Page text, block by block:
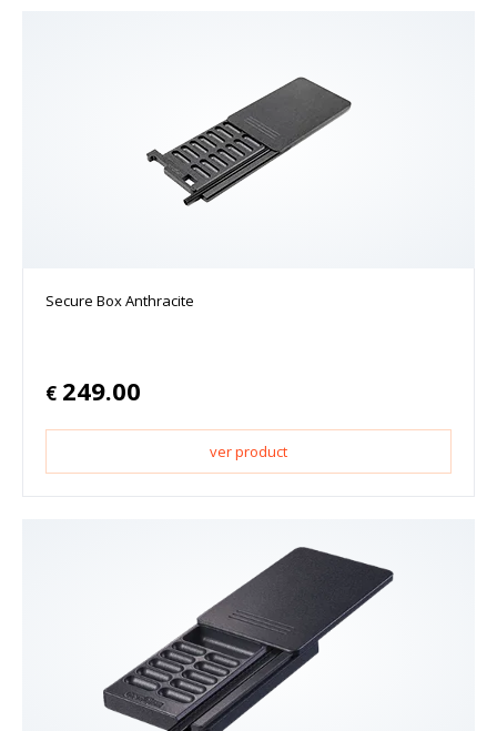
Secure Box Anthracite
€ 249.00
ver product